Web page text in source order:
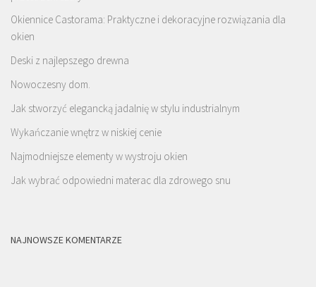
Okiennice Castorama: Praktyczne i dekoracyjne rozwiązania dla
okien
Deski z najlepszego drewna
Nowoczesny dom.
Jak stworzyć elegancką jadalnię w stylu industrialnym
Wykańczanie wnętrz w niskiej cenie
Najmodniejsze elementy w wystroju okien
Jak wybrać odpowiedni materac dla zdrowego snu
NAJNOWSZE KOMENTARZE